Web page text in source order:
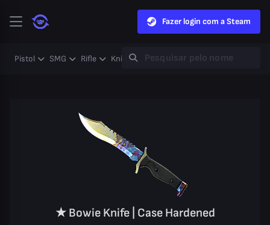
Fazer login com a Steam
Pistol SMG Rifle Knife Gloves Heavy Case
★ Bowie Knife | Case Hardened